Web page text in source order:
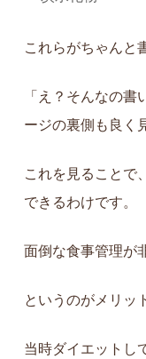
これらがちゃんと
「え？そんなの
ージの裏側も良く
これを見ることで
できるわけです。
面倒な食事管理が
というのがメリッ
当時ダイエットし